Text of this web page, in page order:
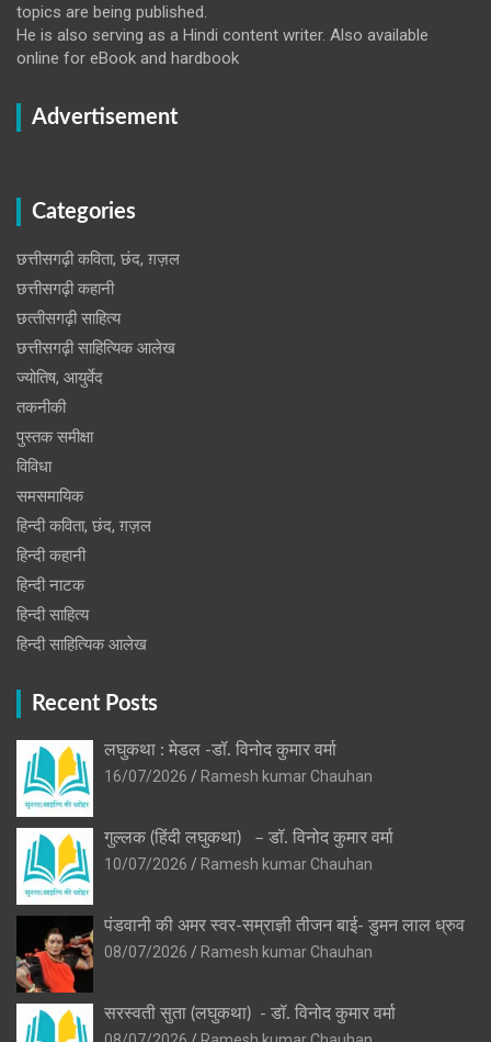
topics are being published.
He is also serving as a Hindi content writer. Also available
online for eBook and hardbook
Advertisement
Categories
छत्तीसगढ़ी कविता, छंद, ग़ज़ल
छत्तीसगढ़ी कहानी
छत्‍तीसगढ़ी साहित्‍य
छत्तीसगढ़ी साहित्यिक आलेख
ज्योतिष, आयुर्वेद
तकनीकी
पुस्‍तक समीक्षा
विविधा
समसमायिक
हिन्दी कविता, छंद, ग़ज़ल
हिन्दी कहानी
हिन्‍दी नाटक
हिन्दी साहित्य
हिन्दी साहित्यिक आलेख
Recent Posts
लघुकथा : मेडल -डॉ. विनोद कुमार वर्मा
16/07/2026
Ramesh kumar Chauhan
गुल्लक (हिंदी लघुकथा) – डॉ. विनोद कुमार वर्मा
10/07/2026
Ramesh kumar Chauhan
पंडवानी की अमर स्वर-सम्राज्ञी तीजन बाई- डुमन लाल ध्रुव
08/07/2026
Ramesh kumar Chauhan
सरस्वती सुता (लघुकथा) ​- डॉ. विनोद कुमार वर्मा